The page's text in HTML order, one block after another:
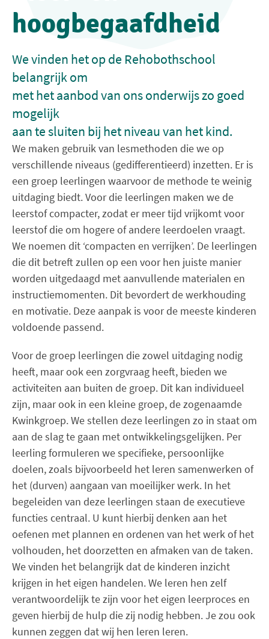
hoogbegaafdheid
We vinden het op de Rehobothschool
belangrijk om
met het aanbod van ons onderwijs zo goed
mogelijk
aan te sluiten bij het niveau van het kind.
We maken gebruik van lesmethoden die we op
verschillende niveaus (gedifferentieerd) inzetten. Er is
een groep leerlingen waarvoor de methode te weinig
uitdaging biedt. Voor die leerlingen maken we de
leerstof compacter, zodat er meer tijd vrijkomt voor
leerstof die om hogere of andere leerdoelen vraagt.
We noemen dit ‘compacten en verrijken’. De leerlingen
die dit betreft zullen op een voor hen juiste manier
worden uitgedaagd met aanvullende materialen en
instructiemomenten. Dit bevordert de werkhouding
en motivatie. Deze aanpak is voor de meeste kinderen
voldoende passend.
Voor de groep leerlingen die zowel uitdaging nodig
heeft, maar ook een zorgvraag heeft, bieden we
activiteiten aan buiten de groep. Dit kan individueel
zijn, maar ook in een kleine groep, de zogenaamde
Kwinkgroep. We stellen deze leerlingen zo in staat om
aan de slag te gaan met ontwikkelingsgelijken. Per
leerling formuleren we specifieke, persoonlijke
doelen, zoals bijvoorbeeld het leren samenwerken of
het (durven) aangaan van moeilijker werk. In het
begeleiden van deze leerlingen staan de executieve
functies centraal. U kunt hierbij denken aan het
oefenen met plannen en ordenen van het werk of het
volhouden, het doorzetten en afmaken van de taken.
We vinden het belangrijk dat de kinderen inzicht
krijgen in het eigen handelen. We leren hen zelf
verantwoordelijk te zijn voor het eigen leerproces en
geven hierbij de hulp die zij nodig hebben. Je zou ook
kunnen zeggen dat wij hen leren leren.